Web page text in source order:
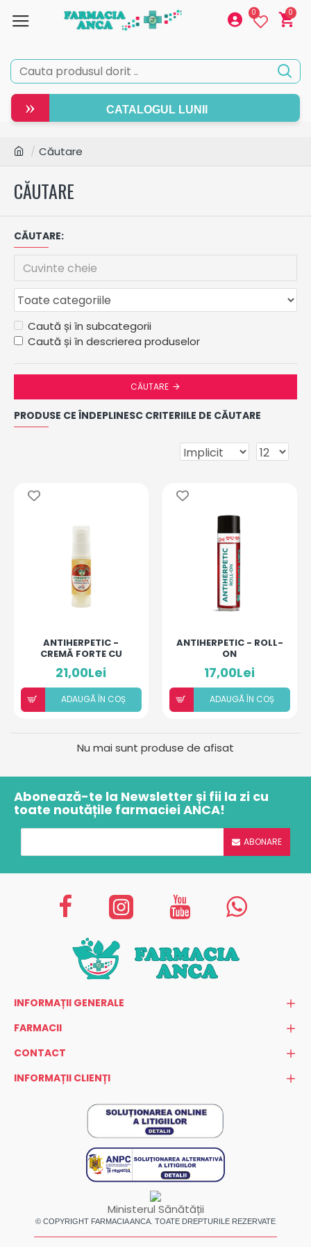
0 0
» CATALOGUL LUNII
Căutare
CĂUTARE
CĂUTARE:
Caută și în subcategorii
Caută și în descrierea produselor
CĂUTARE
PRODUSE CE ÎNDEPLINESC CRITERIILE DE CĂUTARE
ANTIHERPETIC -
CREMĂ FORTE CU
ACICLOVIR ȘI ULEIURI
ESENȚIALE
21,00Lei
ADAUGÃ ÎN COȘ
ANTIHERPETIC - ROLL-
ON
17,00Lei
ADAUGÃ ÎN COȘ
Nu mai sunt produse de afisat
Abonează-te la Newsletter și fii la zi cu
toate noutățile farmaciei ANCA!
ABONARE
INFORMAȚII GENERALE
FARMACII
CONTACT
INFORMAȚII CLIENȚI
Ministerul Sănătății
© COPYRIGHT FARMACIA ANCA. TOATE DREPTURILE REZERVATE